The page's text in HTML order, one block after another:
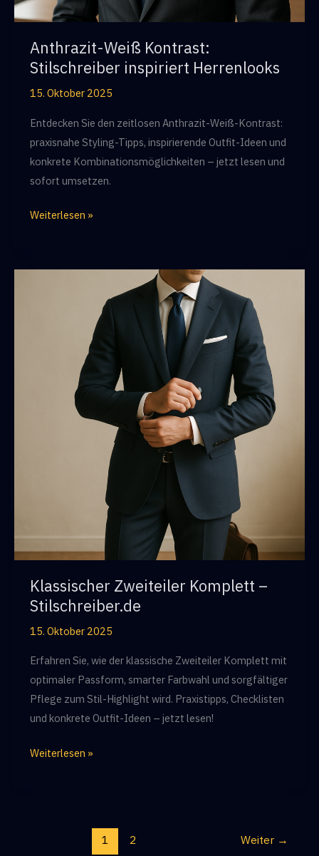
Anthrazit-Weiß Kontrast:
Stilschreiber inspiriert Herrenlooks
15. Oktober 2025
Entdecken Sie den zeitlosen Anthrazit-Weiß-Kontrast:
praxisnahe Styling-Tipps, inspirierende Outfit-Ideen und
konkrete Kombinationsmöglichkeiten – jetzt lesen und
sofort umsetzen.
Anthrazit-
Stilschreiber
Weiterlesen »
Klassischer Zweiteiler Komplett –
Stilschreiber.de
15. Oktober 2025
Erfahren Sie, wie der klassische Zweiteiler Komplett mit
optimaler Passform, smarter Farbwahl und sorgfältiger
Pflege zum Stil-Highlight wird. Praxistipps, Checklisten
und konkrete Outfit-Ideen – jetzt lesen!
Klassischer
Stilschreiber.de
Weiterlesen »
1 2 Weiter →